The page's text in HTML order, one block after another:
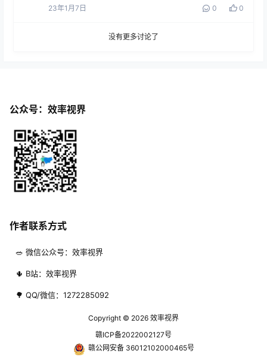
23年1月7日 0 0
没有更多讨论了
公众号：效率视界
作者联系方式
🥗 微信公众号：效率视界
🌵 B站：效率视界
🌳 QQ/微信：1272285092
Copyright © 2026 效率视界
赣ICP备2022002127号
赣公网安备 36012102000465号